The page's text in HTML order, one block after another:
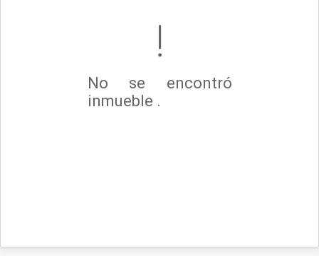
No se encontró
inmueble .